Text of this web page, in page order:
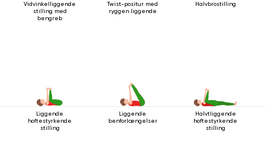
Vidvinkelliggende
stilling med
bengreb
Twist-positur med
ryggen liggende
Halvbrostilling
Liggende
hoftestyrkende
stilling
Liggende
benforlængelser
Halvtliggende
hoftestyrkende
stilling